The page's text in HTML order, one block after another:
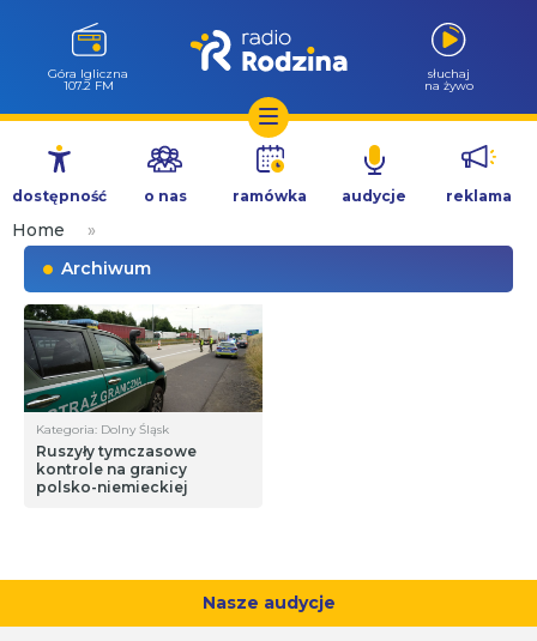
Przejdź
treści
Góra Igliczna
107.2 FM
słuchaj
na żywo
dostępność o nas ramówka audycje reklama
Home
»
Archiwum
Kategoria: Dolny Śląsk
Ruszyły tymczasowe
kontrole na granicy
polsko-niemieckiej
Nasze audycje